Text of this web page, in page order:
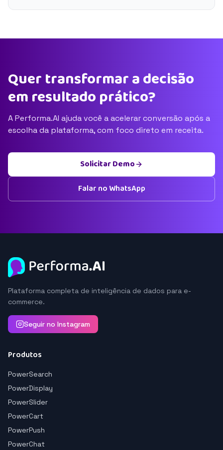
Quer transformar a decisão
em resultado prático?
A Performa.AI ajuda você a acelerar conversão após a
escolha da plataforma, com foco direto em receita.
Solicitar Demo
Falar no WhatsApp
Plataforma completa de inteligência de dados para e-
commerce.
Seguir no Instagram
Produtos
PowerSearch
PowerDisplay
PowerSlider
PowerCart
PowerPush
PowerChat